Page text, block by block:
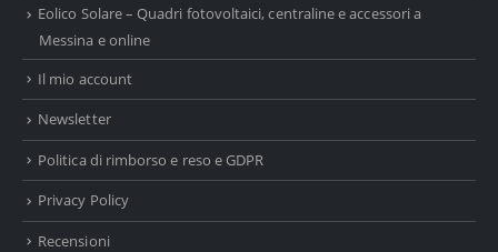
Eolico Solare – Quadri fotovoltaici, centraline e accessori a
Messina e online
Il mio account
Newsletter
Politica di rimborso e reso e GDPR
Privacy Policy
Recensioni